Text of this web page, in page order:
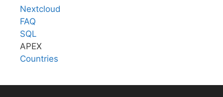
Nextcloud
FAQ
SQL
APEX
Countries